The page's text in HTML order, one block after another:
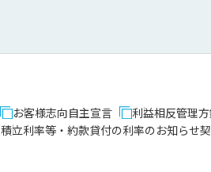
お客様志向自主宣言 利益相反管理
積立利率等・約款貸付の利率のお知らせ